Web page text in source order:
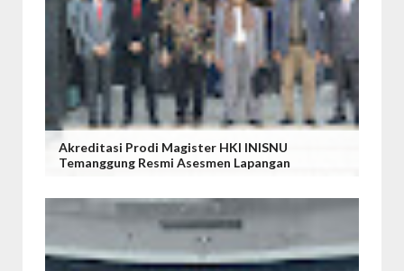
Akreditasi Prodi Magister HKI INISNU
Temanggung Resmi Asesmen Lapangan